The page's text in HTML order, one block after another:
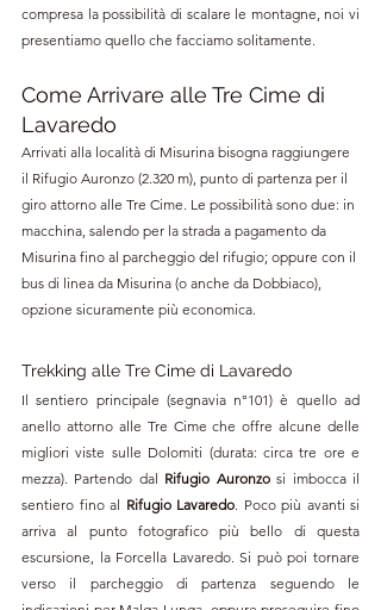
compresa la possibilità di scalare le montagne, noi vi
presentiamo quello che facciamo solitamente.
Come Arrivare alle Tre Cime di
Lavaredo
Arrivati alla località di Misurina bisogna raggiungere
il Rifugio Auronzo (2.320 m), punto di partenza per il
giro attorno alle Tre Cime. Le possibilità sono due: in
macchina, salendo per la strada a pagamento da
Misurina fino al parcheggio del rifugio; oppure con il
bus di linea da Misurina (o anche da Dobbiaco),
opzione sicuramente più economica.
Trekking alle Tre Cime di Lavaredo
Il sentiero principale (segnavia n°101) è quello ad
anello attorno alle Tre Cime che offre alcune delle
migliori viste sulle Dolomiti (durata: circa tre ore e
mezza). Partendo dal Rifugio Auronzo si imbocca il
sentiero fino al Rifugio Lavaredo. Poco più avanti si
arriva al punto fotografico più bello di questa
escursione, la Forcella Lavaredo. Si può poi tornare
verso il parcheggio di partenza seguendo le